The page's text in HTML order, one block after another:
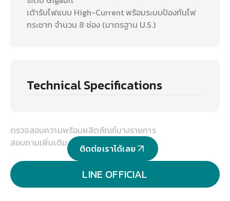
เต้ารับไฟแบบ High-Current พร้อมระบบป้องกันไฟ
กระชาก จำนวน 8 ช่อง (มาตรฐาน U.S.)
Technical Specifications
ตรวจสอบความพร้อมผลิตภัณฑ์บางรายการ
สอบถามเพิ่มเติม
ติดต่อเราได้เลย
LINE OFFICIAL